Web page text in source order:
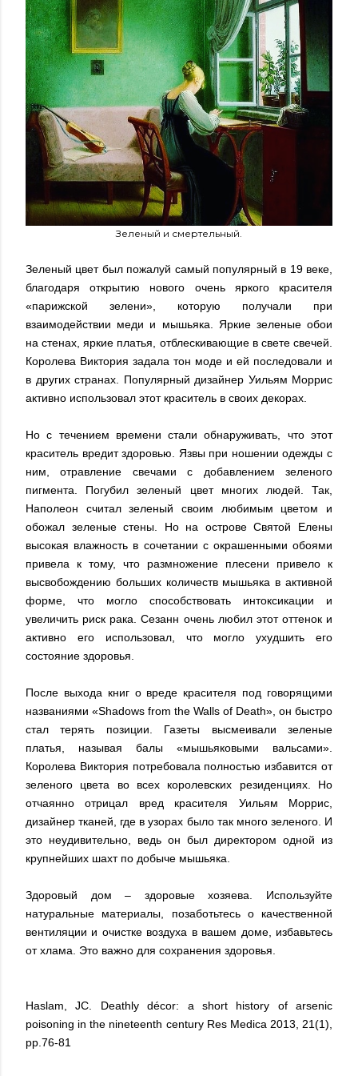
Зеленый и смертельный.
Зеленый цвет был пожалуй самый популярный в 19 веке,
благодаря открытию нового очень яркого красителя
«парижской зелени», которую получали при
взаимодействии меди и мышьяка. Яркие зеленые обои
на стенах, яркие платья, отблескивающие в свете свечей.
Королева Виктория задала тон моде и ей последовали и
в других странах. Популярный дизайнер Уильям Моррис
активно использовал этот краситель в своих декорах.
Но с течением времени стали обнаруживать, что этот
краситель вредит здоровью. Язвы при ношении одежды с
ним, отравление свечами с добавлением зеленого
пигмента. Погубил зеленый цвет многих людей. Так,
Наполеон считал зеленый своим любимым цветом и
обожал зеленые стены. Но на острове Святой Елены
высокая влажность в сочетании с окрашенными обоями
привела к тому, что размножение плесени привело к
высвобождению больших количеств мышьяка в активной
форме, что могло способствовать интоксикации и
увеличить риск рака. Сезанн очень любил этот оттенок и
активно его использовал, что могло ухудшить его
состояние здоровья.
После выхода книг о вреде красителя под говорящими
названиями «Shadows from the Walls of Death», он быстро
стал терять позиции. Газеты высмеивали зеленые
платья, называя балы «мышьяковыми вальсами».
Королева Виктория потребовала полностью избавится от
зеленого цвета во всех королевских резиденциях. Но
отчаянно отрицал вред красителя Уильям Моррис,
дизайнер тканей, где в узорах было так много зеленого. И
это неудивительно, ведь он был директором одной из
крупнейших шахт по добыче мышьяка.
Здоровый дом – здоровые хозяева. Используйте
натуральные материалы, позаботьтесь о качественной
вентиляции и очистке воздуха в вашем доме, избавьтесь
от хлама. Это важно для сохранения здоровья.
Haslam, JC. Deathly décor: a short history of arsenic
poisoning in the nineteenth century Res Medica 2013, 21(1),
pp.76-81